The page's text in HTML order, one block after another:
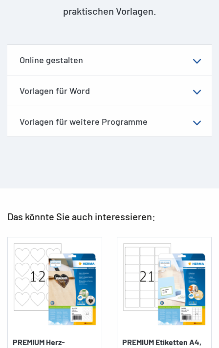
praktischen Vorlagen.
Online gestalten
Vorlagen für Word
Vorlagen für weitere Programme
Das könnte Sie auch interessieren:
PREMIUM Herz-
PREMIUM Etiketten A4,